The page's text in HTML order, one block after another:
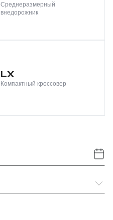
Среднеразмерный
внедорожник
LX
Компактный кроссовер